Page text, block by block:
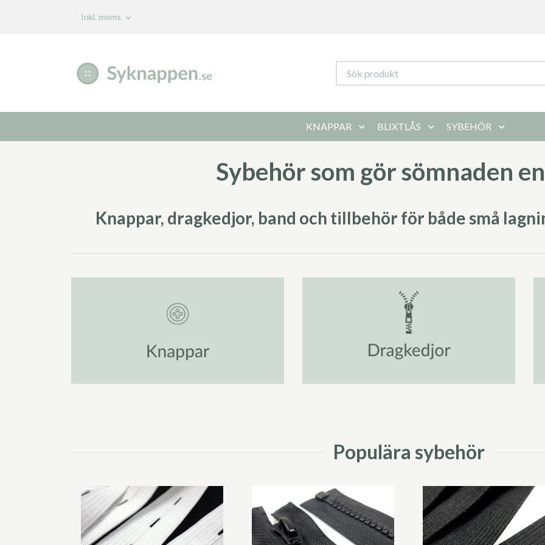
Inkl. moms
KNAPPAR BLIXTLÅS SYBEHÖR
Sybehör som gör sömnaden
Knappar, dragkedjor, band och tillbehör för både små